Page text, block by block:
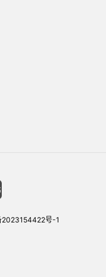
2023154422号-1